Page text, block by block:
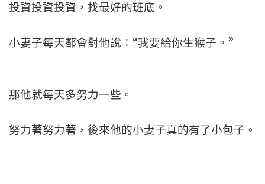
投資投資投資，找最好的班底。
小妻子每天都會對他說：“我要給你生猴子。”
那他就每天多努力一些。
努力著努力著，後來他的小妻子真的有了小包子。